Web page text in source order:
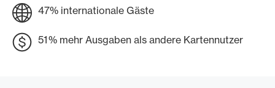
47% internationale Gäste
51 % mehr Ausgaben als andere Kartennutzer